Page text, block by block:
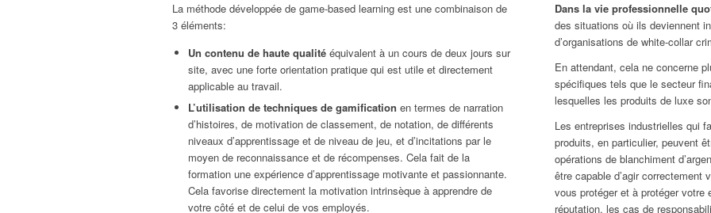
La méthode développée de game-based learning est une combinaison de
3 éléments:
Un contenu de haute qualité équivalent à un cours de deux jours sur
site, avec une forte orientation pratique qui est utile et directement
applicable au travail.
L’utilisation de techniques de gamification en termes de narration
d’histoires, de motivation de classement, de notation, de différents
niveaux d’apprentissage et de niveau de jeu, et d’incitations par le
moyen de reconnaissance et de récompenses. Cela fait de la
formation une expérience d’apprentissage motivante et passionnante.
Cela favorise directement la motivation intrinsèque à apprendre de
votre côté et de celui de vos employés.
Dans la vie professionnelle
des situations où ils deviennent
d’organisations de white-collar
En attendant, cela ne concerne
spécifiques tels que le secteur
lesquelles les produits de luxe
Les entreprises industrielles qui
produits, en particulier, peuvent
opérations de blanchiment
être capable d’agir
vous protéger et à protéger
réputation, les cas de